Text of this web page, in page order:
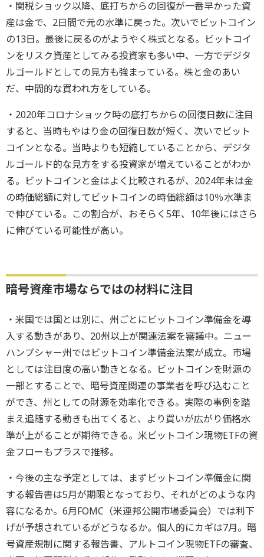
・関税ショック以降、底打ちからの回復が一番早かった資
産は金で、2日間で元の水準に戻った。次いでビットコイン
の13日。最後に戻るのがようやく株式となる。ビットコイ
ンをリスク資産としてみる投資家も多い中、一方でデジタ
ルゴールドとしての見方も強まっている。株と金のあい
だ、中間的な買われ方をしている。
・2020年コロナショック時の底打ちからの回復日数に注目
すると、当時もやはり金の回復日数が短く、次いでビット
コインとなる。当時よりも短縮していることから、デジタ
ルゴールド的な見方をする投資家が増えていることがわか
る。ビットコインと金はよく比較されるが、2024年末は金
の時価総額に対してビットコインの時価総額は10％水準ま
で伸びている。この割合が、おそらく5年、10年後にはさら
に伸びている可能性が高い。
暗号資産市場ならではの材料に注目
・米国では国とは別に、州ごとにビットコイン準備金を導
入する動きがあり、20州以上が関連法案を審議中。ニュー
ハンプシャー州ではビットコイン準備金法案が成立。市場
としては注目度の高い動きとなる。ビットコインを財源の
一部とすることで、暗号資産関連の事業者を呼び込むこと
ができ、州としての財源を効率化できる。実際の事例を踏
まえ追随する動きも出てくると、より買いが広がり価格水
準が上がることが期待できる。米ビットコイン現物ETFの資
金フローもプラスで推移。
・今後の主な予定としては、まずビットコイン準備金に関
する報告書は5月が期限となっており、それがどのような内
容になるか。6月FOMC（米連邦公開市場委員会）では利下
げが予想されているがどうなるか。個人的にカギは7月。暗
号資産規制に関する報告書、アルトコイン現物ETFの審査、